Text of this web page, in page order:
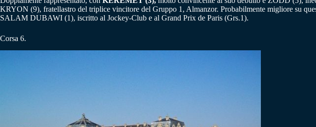
KRYON (9), fratellastro del triplice vincitore del Gruppo 1, Almanzor. Probabilmente migliore su
SALAM DUBAWI (1), iscritto al Jockey-Club e al Grand Prix de Paris (Grs.1).
Corsa 6.